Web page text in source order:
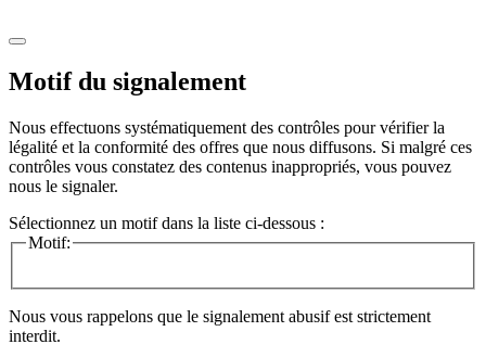
Motif du signalement
Nous effectuons systématiquement des contrôles pour vérifier la
légalité et la conformité des offres que nous diffusons. Si malgré ces
contrôles vous constatez des contenus inappropriés, vous pouvez
nous le signaler.
Sélectionnez un motif dans la liste ci-dessous :
Motif:
Nous vous rappelons que le signalement abusif est strictement
interdit.